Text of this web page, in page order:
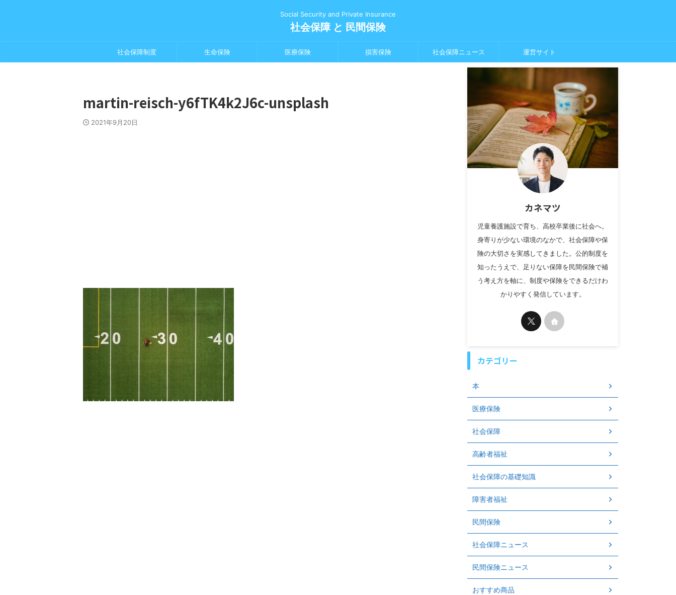
Social Security and Private Insurance
社会保障 と 民間保険
社会保障制度 生命保険 医療保険 損害保険 社会保障ニュース 運営サイト
martin-reisch-y6fTK4k2J6c-unsplash
2021年9月20日
カネマツ
児童養護施設で育ち、高校卒業後に社会へ。
身寄りが少ない環境のなかで、社会保障や保
険の大切さを実感してきました。公的制度を
知ったうえで、足りない保障を民間保険で補
う考え方を軸に、制度や保険をできるだけわ
かりやすく発信しています。
カテゴリー
本
医療保険
社会保障
高齢者福祉
社会保障の基礎知識
障害者福祉
民間保険
社会保障ニュース
民間保険ニュース
おすすめ商品